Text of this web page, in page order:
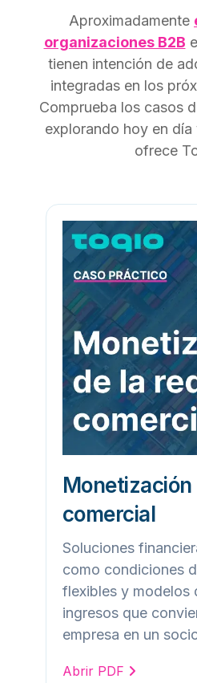
Aproximadamente
organizaciones B2B
tienen intención de
integradas en los
Comprueba los casos
explorando hoy en
ofrece
Monetización
comercial
Soluciones
como condiciones
flexibles y modelos
ingresos que
empresa en un
Abrir PDF